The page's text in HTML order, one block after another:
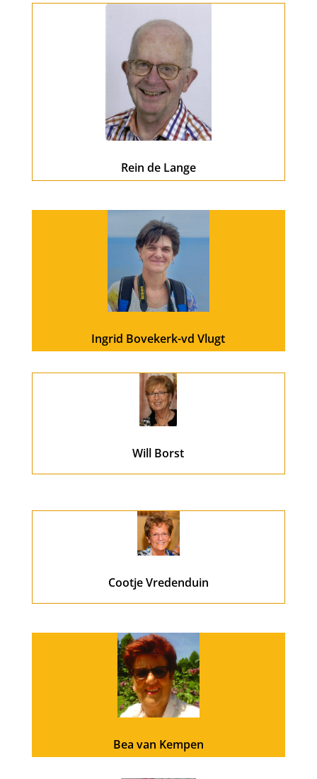
Rein de Lange
Ingrid Bovekerk-vd Vlugt
Will Borst
Cootje Vredenduin
Bea van Kempen